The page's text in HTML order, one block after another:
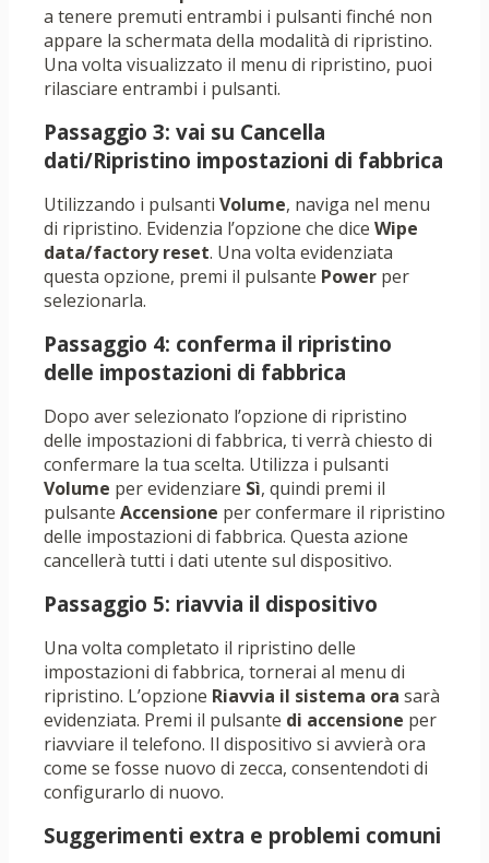
a tenere premuti entrambi i pulsanti finché non
appare la schermata della modalità di ripristino.
Una volta visualizzato il menu di ripristino, puoi
rilasciare entrambi i pulsanti.
Passaggio 3: vai su Cancella
dati/Ripristino impostazioni di fabbrica
Utilizzando i pulsanti Volume, naviga nel menu
di ripristino. Evidenzia l’opzione che dice Wipe
data/factory reset. Una volta evidenziata
questa opzione, premi il pulsante Power per
selezionarla.
Passaggio 4: conferma il ripristino
delle impostazioni di fabbrica
Dopo aver selezionato l’opzione di ripristino
delle impostazioni di fabbrica, ti verrà chiesto di
confermare la tua scelta. Utilizza i pulsanti
Volume per evidenziare Sì, quindi premi il
pulsante Accensione per confermare il ripristino
delle impostazioni di fabbrica. Questa azione
cancellerà tutti i dati utente sul dispositivo.
Passaggio 5: riavvia il dispositivo
Una volta completato il ripristino delle
impostazioni di fabbrica, tornerai al menu di
ripristino. L’opzione Riavvia il sistema ora sarà
evidenziata. Premi il pulsante di accensione per
riavviare il telefono. Il dispositivo si avvierà ora
come se fosse nuovo di zecca, consentendoti di
configurarlo di nuovo.
Suggerimenti extra e problemi comuni